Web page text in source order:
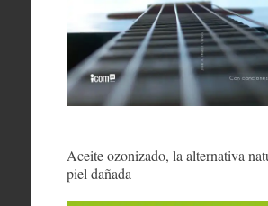
Aceite ozonizado, la alternativa
piel dañada